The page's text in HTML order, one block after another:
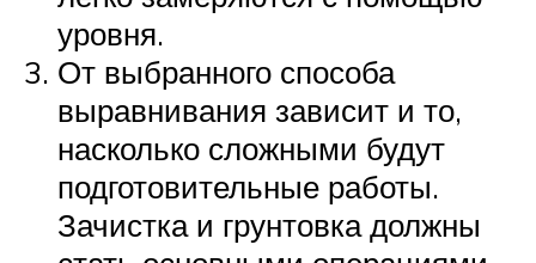
уровня.
От выбранного способа
выравнивания зависит и то,
насколько сложными будут
подготовительные работы.
Зачистка и грунтовка должны